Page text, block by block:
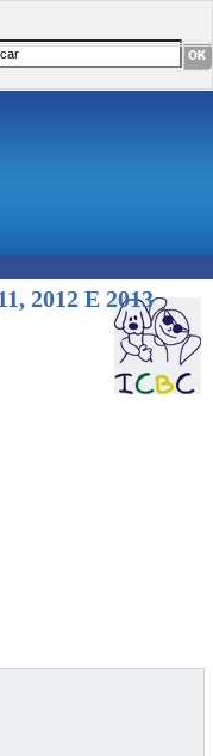
de busca
2012 E 2013